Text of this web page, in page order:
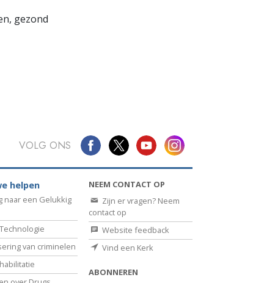
gezond
VOLG ONS
helpen
naar een Gelukkig
van criminelen
NEEM CONTACT OP
Zijn er vragen? Neem
contact op
Website feedback
Vind een Kerk
ABONNEREN